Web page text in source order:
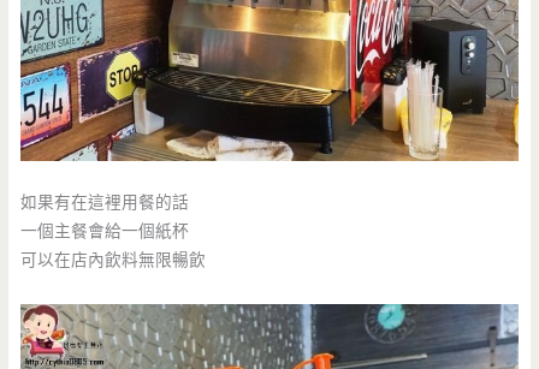
如果有在這裡用餐的話
一個主餐會給一個紙杯
可以在店內飲料無限暢飲